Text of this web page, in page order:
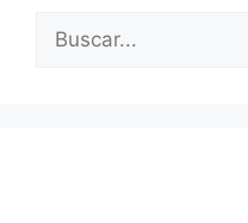
Buscar: